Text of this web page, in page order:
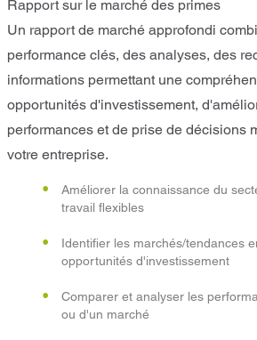
Rapport sur le marché des primes
Un rapport de marché approfondi
performance clés, des analyses, des
informations permettant une
opportunités d'investissement,
performances et de prise de décisions
votre entreprise.
Améliorer la connaissance du
travail flexibles
Identifier les marchés/tendances
opportunités d'investissement
Comparer et analyser les
ou d'un marché